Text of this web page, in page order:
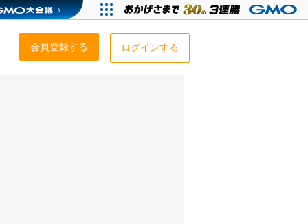
会員登録する ログインする